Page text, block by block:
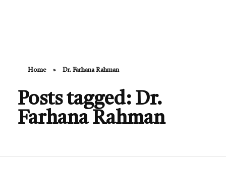
Home » Dr. Farhana Rahman
Posts tagged: Dr.
Farhana Rahman